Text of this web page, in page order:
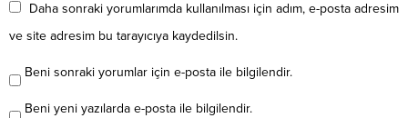
Daha sonraki yorumlarımda kullanılması için adım, e-posta adresim
ve site adresim bu tarayıcıya kaydedilsin.
Beni sonraki yorumlar için e-posta ile bilgilendir.
Beni yeni yazılarda e-posta ile bilgilendir.